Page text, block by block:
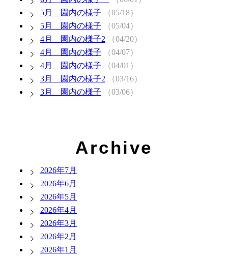
5月 園内の様子
（05/18）
5月 園内の様子
（05/04）
4月 園内の様子2
（04/20）
4月 園内の様子
（04/07）
4月 園内の様子
（04/01）
3月 園内の様子2
（03/16）
3月 園内の様子
（03/06）
Archive
2026年7月
2026年6月
2026年5月
2026年4月
2026年3月
2026年2月
2026年1月